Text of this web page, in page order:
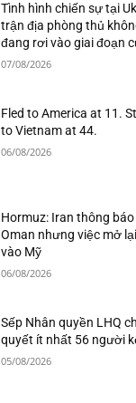
Tình hình chiến sự tại
trận địa phòng thủ
đang rơi vào giai đoạn
07/08/2026
Fled to America at 11.
to Vietnam at 44.
06/08/2026
Hormuz: Iran thông
Oman nhưng việc mở
vào Mỹ
06/08/2026
Sếp Nhân quyền LHQ
quyết ít nhất 56 người
05/08/2026